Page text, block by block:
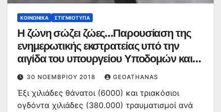
ΚΟΙΝΩΝΙΚΆ ΣΤΙΓΜΙΌΤΥΠΑ
Η ζώνη σώζει ζώες…Παρουσίαση της
ενημερωτικής εκστρατείας υπό την
αιγίδα του υπουργείου Υποδομών και
Μεταφορών
30 ΝΟΕΜΒΡΊΟΥ 2018 GEOATHANAS
Έξι χιλιάδες θάνατοι (6000) και τριακόσιοι
ογδόντα χιλιάδες (380.000) τραυματισμοί ανά